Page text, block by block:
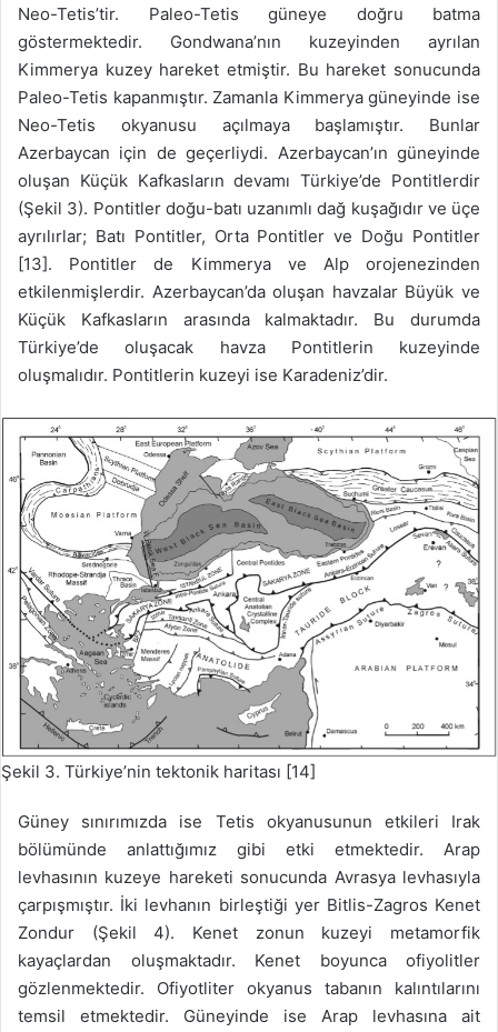
Neo-Tetis’tir. Paleo-Tetis güneye doğru batma
göstermektedir. Gondwana’nın kuzeyinden ayrılan
Kimmerya kuzey hareket etmiştir. Bu hareket sonucunda
Paleo-Tetis kapanmıştır. Zamanla Kimmerya güneyinde ise
Neo-Tetis okyanusu açılmaya başlamıştır. Bunlar
Azerbaycan için de geçerliydi. Azerbaycan’ın güneyinde
oluşan Küçük Kafkasların devamı Türkiye’de Pontitlerdir
(Şekil 3). Pontitler doğu-batı uzanımlı dağ kuşağıdır ve üçe
ayrılırlar; Batı Pontitler, Orta Pontitler ve Doğu Pontitler
[13]. Pontitler de Kimmerya ve Alp orojenezinden
etkilenmişlerdir. Azerbaycan’da oluşan havzalar Büyük ve
Küçük Kafkasların arasında kalmaktadır. Bu durumda
Türkiye’de oluşacak havza Pontitlerin kuzeyinde
oluşmalıdır. Pontitlerin kuzeyi ise Karadeniz’dir.
Şekil 3. Türkiye’nin tektonik haritası [14]
Güney sınırımızda ise Tetis okyanusunun etkileri Irak
bölümünde anlattığımız gibi etki etmektedir. Arap
levhasının kuzeye hareketi sonucunda Avrasya levhasıyla
çarpışmıştır. İki levhanın birleştiği yer Bitlis-Zagros Kenet
Zondur (Şekil 4). Kenet zonun kuzeyi metamorfik
kayaçlardan oluşmaktadır. Kenet boyunca ofiyolitler
gözlenmektedir. Ofiyotliter okyanus tabanın kalıntılarını
temsil etmektedir. Güneyinde ise Arap levhasına ait